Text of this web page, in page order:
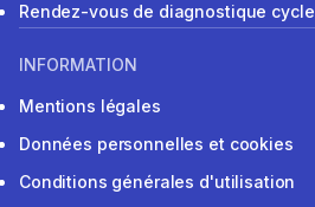
Rendez-vous de diagnostique cycle
INFORMATION
Mentions légales
Données personnelles et cookies
Conditions générales d'utilisation